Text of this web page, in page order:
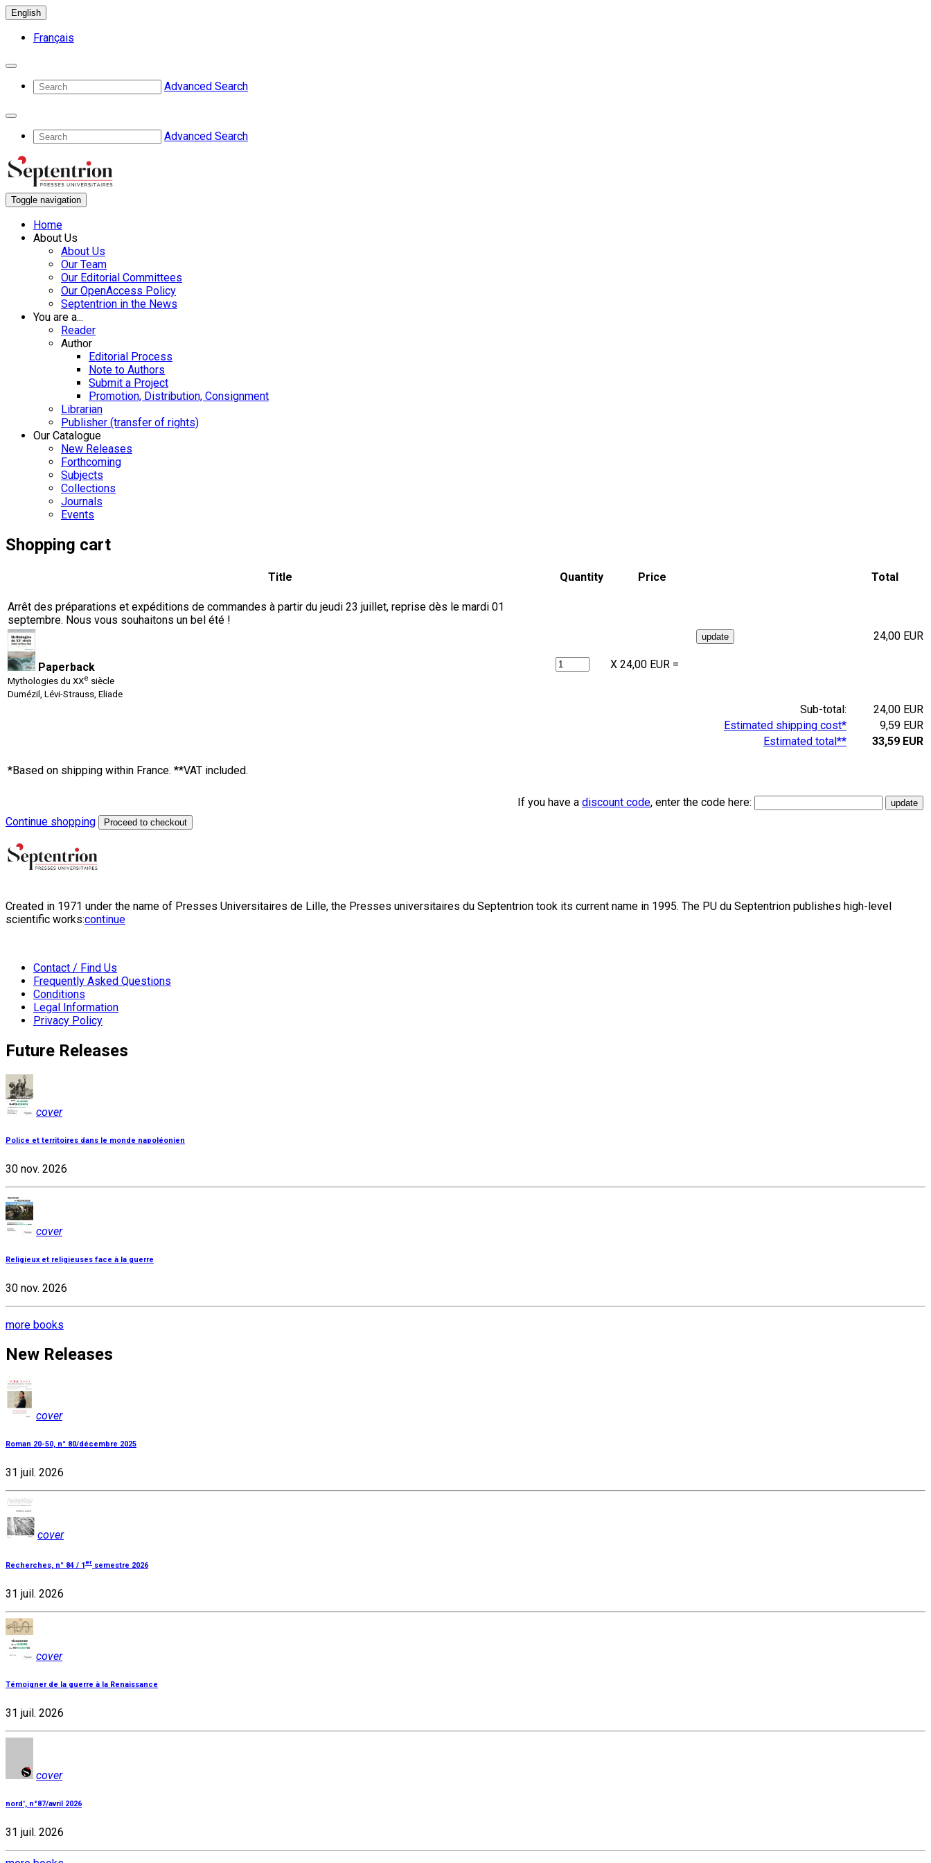
English
Français
Advanced Search
Advanced Search
Toggle navigation
Home
About Us
About Us
Our Team
Our Editorial Committees
Our OpenAccess Policy
Septentrion in the News
You are a...
Reader
Author
Editorial Process
Note to Authors
Submit a Project
Promotion, Distribution, Consignment
Librarian
Publisher (transfer of rights)
Our Catalogue
New Releases
Forthcoming
Subjects
Collections
Journals
Events
Shopping cart
Arrêt des préparations et expéditions de commandes à partir du jeudi 23 juillet, reprise dès le mardi 01
septembre. Nous vous souhaitons un bel été !
Title Quantity Price Total
Paperback
Mythologies du XXe siècle
Dumézil, Lévi-Strauss, Eliade
X 24,00 EUR =
24,00 EUR
Sub-total:
24,00 EUR
Estimated shipping cost*
9,59 EUR
Estimated total**
33,59 EUR
*Based on shipping within France. **VAT included.
If you have a discount code, enter the code here:
Continue shopping
Proceed to checkout
Created in 1971 under the name of Presses Universitaires de Lille, the Presses universitaires du Septentrion took its current name in 1995. The PU du Septentrion publishes high-level
scientific works:continue
Contact / Find Us
Frequently Asked Questions
Conditions
Legal Information
Privacy Policy
Future Releases
cover
Police et territoires dans le monde napoléonien
30 nov. 2026
cover
Religieux et religieuses face à la guerre
30 nov. 2026
more books
New Releases
cover
Roman 20-50, n° 80/décembre 2025
31 juil. 2026
cover
Recherches, n° 84 / 1er semestre 2026
31 juil. 2026
cover
Témoigner de la guerre à la Renaissance
31 juil. 2026
cover
nord', n°87/avril 2026
31 juil. 2026